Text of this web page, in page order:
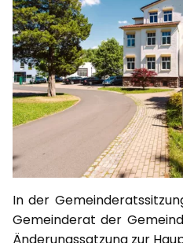
In der
Gemeinderat der